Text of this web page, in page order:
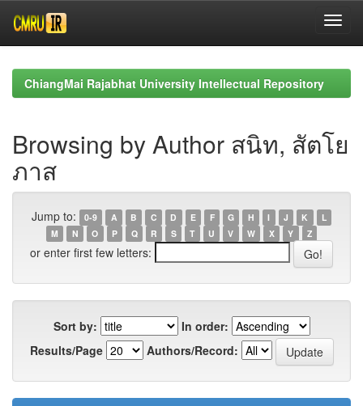
navigationChiangMai Rajabhat University Intellectual Repository
Browsing by Author สนิท, สัตโย
ภาส
Jump to: 0-9 A B C D E F G H I J K
L
M
N O P Q R S T U V W X Y Z
or enter first few letters:
Sort by:
In order:
Results/Page
Authors/Record: